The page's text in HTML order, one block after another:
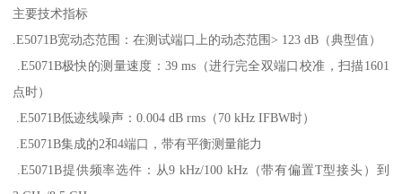
主要技术指标
.E5071B宽动态范围：在测试端口上的动态范围> 123 dB（典型值）
.E5071B极快的测量速度：39 ms（进行完全双端口校准，扫描1601
点时）
.E5071B低迹线噪声：0.004 dB rms（70 kHz IFBW时）
.E5071B集成的2和4端口，带有平衡测量能力
.E5071B提供频率选件：从9 kHz/100 kHz（带有偏置T型接头）到